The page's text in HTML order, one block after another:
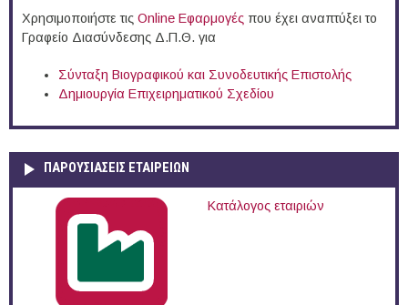
Χρησιμοποιήστε τις Online Eφαρμογές που έχει αναπτύξει το
Γραφείο Διασύνδεσης Δ.Π.Θ. για
Σύνταξη Βιογραφικού και Συνοδευτικής Επιστολής
Δημιουργία Επιχειρηματικού Σχεδίου
ΠΑΡΟΥΣΙΆΣΕΙΣ ΕΤΑΙΡΕΙΏΝ
Κατάλογος εταιριών